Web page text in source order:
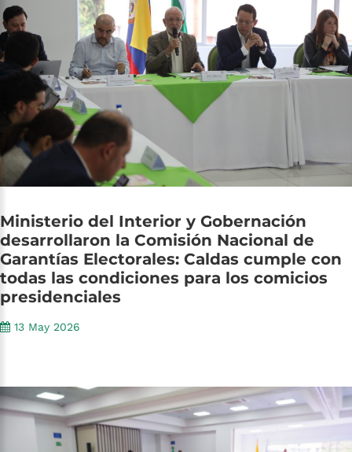
Ministerio del Interior y Gobernación
desarrollaron la Comisión Nacional de
Garantías Electorales: Caldas cumple con
todas las condiciones para los comicios
presidenciales
13 May 2026